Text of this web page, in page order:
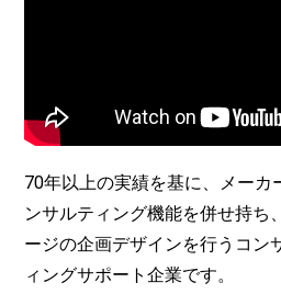
70年以上の実績を基に、メーカ
ンサルティング機能を併せ持ち
ージの企画デザインを行うコン
ィングサポート企業です。